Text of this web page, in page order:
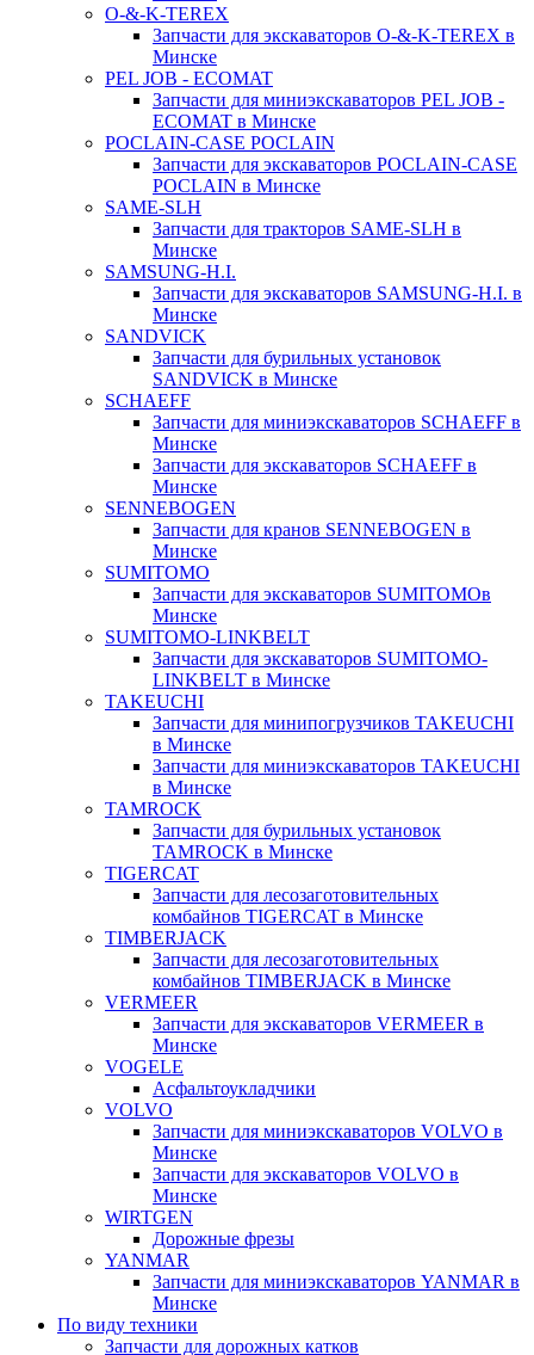
O-&-K-TEREX
Запчасти для экскаваторов O-&-K-TEREX в
Минске
PEL JOB - ECOMAT
Запчасти для миниэкскаваторов PEL JOB -
ECOMAT в Минске
POCLAIN-CASE POCLAIN
Запчасти для экскаваторов POCLAIN-CASE
POCLAIN в Минске
SAME-SLH
Запчасти для тракторов SAME-SLH в
Минске
SAMSUNG-H.I.
Запчасти для экскаваторов SAMSUNG-H.I. в
Минске
SANDVICK
Запчасти для бурильных установок
SANDVICK в Минске
SCHAEFF
Запчасти для миниэкскаваторов SCHAEFF в
Минске
Запчасти для экскаваторов SCHAEFF в
Минске
SENNEBOGEN
Запчасти для кранов SENNEBOGEN в
Минске
SUMITOMO
Запчасти для экскаваторов SUMITOMOв
Минске
SUMITOMO-LINKBELT
Запчасти для экскаваторов SUMITOMO-
LINKBELT в Минске
TAKEUCHI
Запчасти для минипогрузчиков TAKEUCHI
в Минске
Запчасти для миниэкскаваторов TAKEUCHI
в Минске
TAMROCK
Запчасти для бурильных установок
TAMROCK в Минске
TIGERCAT
Запчасти для лесозаготовительных
комбайнов TIGERCAT в Минске
TIMBERJACK
Запчасти для лесозаготовительных
комбайнов TIMBERJACK в Минске
VERMEER
Запчасти для экскаваторов VERMEER в
Минске
VOGELE
Асфальтоукладчики
VOLVO
Запчасти для миниэкскаваторов VOLVO в
Минске
Запчасти для экскаваторов VOLVO в
Минске
WIRTGEN
Дорожные фрезы
YANMAR
Запчасти для миниэкскаваторов YANMAR в
Минске
По виду техники
Запчасти для дорожных катков